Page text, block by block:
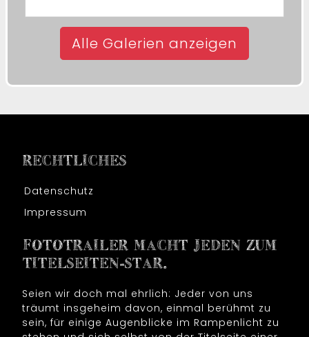
Alle Galerien anzeigen
RECHTLICHES
Datenschutz
Impressum
FOTOTRAILER MACHT JEDEN ZUM
TITELSEITEN-STAR.
Seien wir doch mal ehrlich: Jeder von uns
träumt insgeheim davon, einmal berühmt zu
sein, für einige Augenblicke im Rampenlicht zu